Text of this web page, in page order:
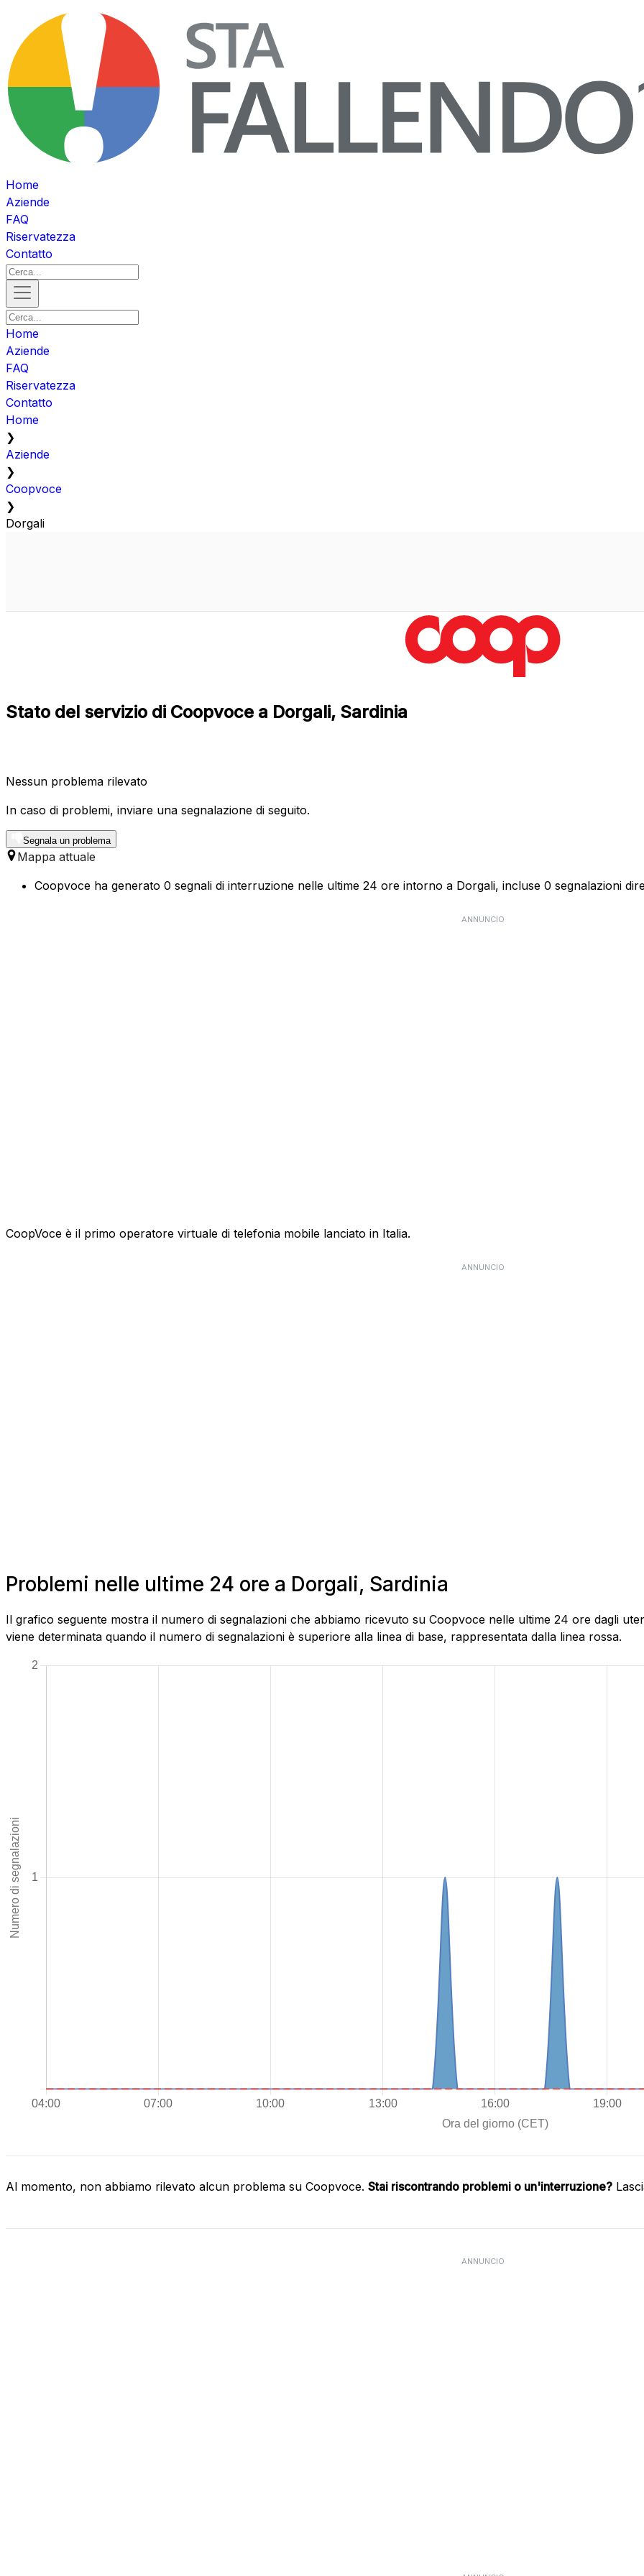
Home
Aziende
FAQ
Riservatezza
Contatto
Home
Aziende
FAQ
Riservatezza
Contatto
Home
❯
Aziende
❯
Coopvoce
❯
Dorgali
Stato del servizio di Coopvoce a Dorgali, Sardinia
Nessun problema rilevato
In caso di problemi, inviare una segnalazione di seguito.
Segnala un problema
Mappa attuale
Coopvoce ha generato 0 segnali di interruzione nelle ultime 24 ore intorno a Dorgali, incluse 0 segnalazioni
ANNUNCIO
CoopVoce è il primo operatore virtuale di telefonia mobile lanciato in Italia.
ANNUNCIO
Problemi nelle ultime 24 ore a Dorgali, Sardinia
Il grafico seguente mostra il numero di segnalazioni che abbiamo ricevuto su Coopvoce nelle ultime 24 ore dagli
viene determinata quando il numero di segnalazioni è superiore alla linea di base, rappresentata dalla linea rossa.
Al momento, non abbiamo rilevato alcun problema su Coopvoce. Stai riscontrando problemi o un'interruzione?
ANNUNCIO